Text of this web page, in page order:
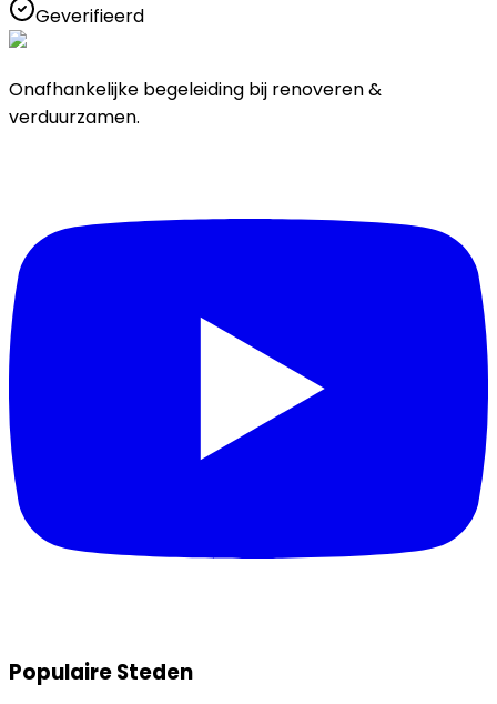
Geverifieerd
Onafhankelijke begeleiding bij renoveren &
verduurzamen.
Populaire Steden